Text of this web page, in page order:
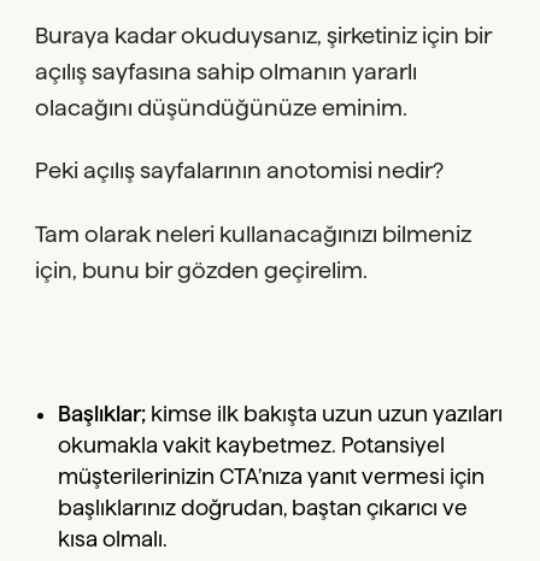
Buraya kadar okuduysanız, şirketiniz için bir
açılış sayfasına sahip olmanın yararlı
olacağını düşündüğünüze eminim.
Peki açılış sayfalarının anotomisi nedir?
Tam olarak neleri kullanacağınızı bilmeniz
için, bunu bir gözden geçirelim.
Başlıklar; kimse ilk bakışta uzun uzun yazıları
okumakla vakit kaybetmez. Potansiyel
müşterilerinizin CTA’nıza yanıt vermesi için
başlıklarınız doğrudan, baştan çıkarıcı ve
kısa olmalı.